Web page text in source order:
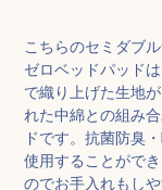
こちらのセミダブ
ゼロベッドパッド
で織り上げた生地
れた中綿との組み
ドです。抗菌防臭
使用することがで
のでお手入れもし